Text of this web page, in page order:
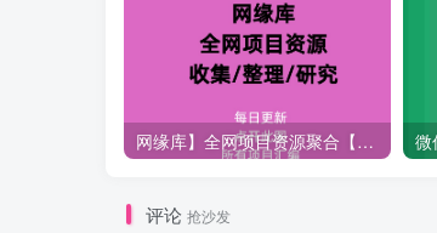
网缘库】全网项目资源聚合【2025.7.29更新]
评论 抢沙发